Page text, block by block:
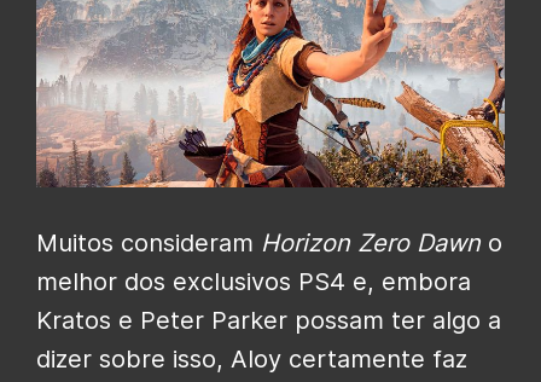
Muitos consideram Horizon Zero Dawn o
melhor dos exclusivos PS4 e, embora
Kratos e Peter Parker possam ter algo a
dizer sobre isso, Aloy certamente faz